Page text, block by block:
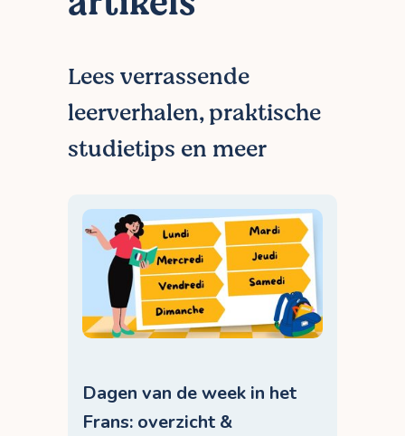
Lees verrassende
leerverhalen, praktische
studietips en meer
Dagen van de week in het
Frans: overzicht &